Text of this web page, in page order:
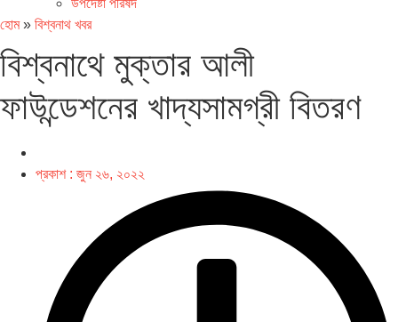
হোম» বিশ্বনাথ খবর
বিশ্বনাথে মুক্তার আলী
ফাউন্ডেশনের খাদ্যসামগ্রী বিতরণ
প্রকাশ : জুন ২৬, ২০২২